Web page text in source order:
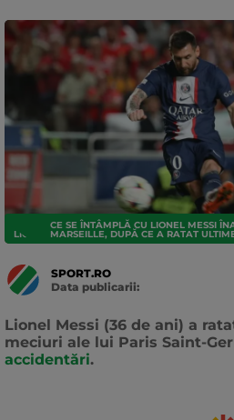
LIGUE 1
CE SE ÎNTÂMPLĂ CU LIONEL MESSI
MARSEILLE, DUPĂ CE A RATAT
SPORT.RO
Data publicarii:
Lionel Messi (36 de ani) a
meciuri ale lui Paris Saint-
accidentări.